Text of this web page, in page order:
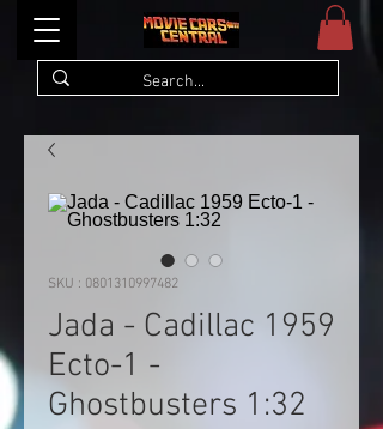
SKU : 0801310997482
Jada - Cadillac 1959
Ecto-1 -
Ghostbusters 1:32